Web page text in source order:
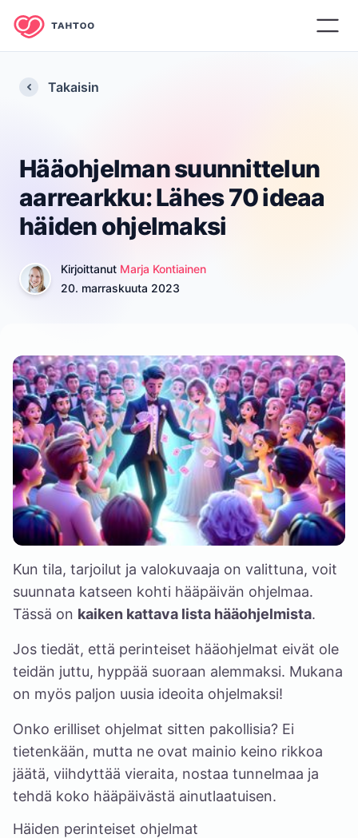
Takaisin
Hääohjelman suunnittelun
aarrearkku: Lähes 70 ideaa
häiden ohjelmaksi
Kirjoittanut Marja Kontiainen
20. marraskuuta 2023
Kun tila, tarjoilut ja valokuvaaja on valittuna, voit
suunnata katseen kohti hääpäivän ohjelmaa.
Tässä on kaiken kattava lista hääohjelmista.
Jos tiedät, että perinteiset hääohjelmat eivät ole
teidän juttu, hyppää suoraan alemmaksi. Mukana
on myös paljon uusia ideoita ohjelmaksi!
Onko erilliset ohjelmat sitten pakollisia? Ei
tietenkään, mutta ne ovat mainio keino rikkoa
jäätä, viihdyttää vieraita, nostaa tunnelmaa ja
tehdä koko hääpäivästä ainutlaatuisen.
Häiden perinteiset ohjelmat